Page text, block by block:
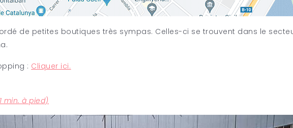
de petites boutiques très sympas. Celles-ci se trouvent dans le
: Cliquer ici.
min. à pied)